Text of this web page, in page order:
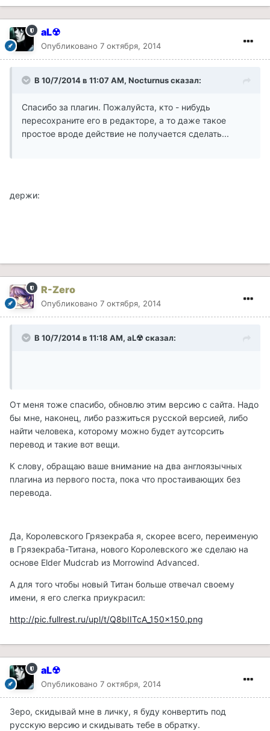
aL☢
Опубликовано 7 октября, 2014
В 10/7/2014 в 11:07 AM, Nocturnus сказал:
Спасибо за плагин. Пожалуйста, кто - нибудь
пересохраните его в редакторе, а то даже такое
простое вроде действие не получается сделать...
держи:
R-Zero
Опубликовано 7 октября, 2014
В 10/7/2014 в 11:18 AM, aL☢ сказал:
От меня тоже спасибо, обновлю этим версию с сайта. Надо
бы мне, наконец, либо разжиться русской версией, либо
найти человека, которому можно будет аутсорсить
перевод и такие вот вещи.
К слову, обращаю ваше внимание на два англоязычных
плагина из первого поста, пока что простаивающих без
перевода.
Да, Королевского Грязекраба я, скорее всего, переименую
в Грязекраба-Титана, нового Королевского же сделаю на
основе Elder Mudcrab из Morrowind Advanced.
А для того чтобы новый Титан больше отвечал своему
имени, я его слегка приукрасил:
http://pic.fullrest.ru/upl/t/Q8bIITcA_150x150.png
aL☢
Опубликовано 7 октября, 2014
Зеро, скидывай мне в личку, я буду конвертить под
русскую версию и скидывать тебе в обратку.